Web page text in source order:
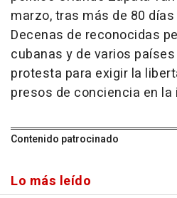
marzo, tras más de 80
Decenas de reconocidas
cubanas y de varios
protesta para exigir la
presos de conciencia en la
Contenido patrocinado
Lo más leído